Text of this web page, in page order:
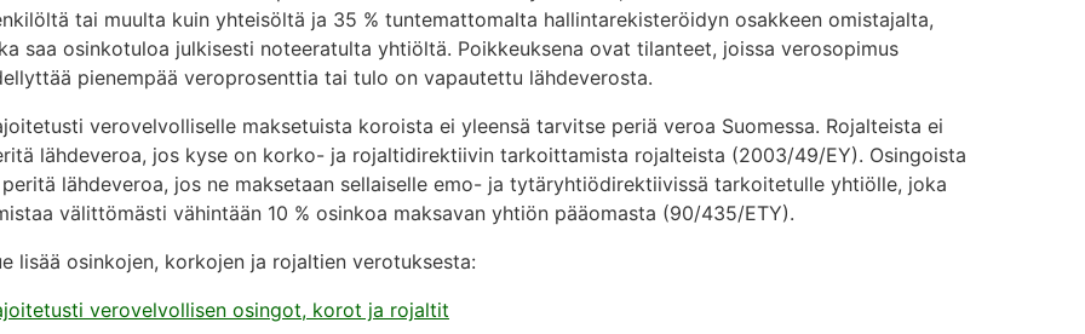
tai muulta kuin yhteisöltä ja 35 % tuntemattomalta hallintarekisteröidyn osakkeen omistajalta,
saa osinkotuloa julkisesti noteeratulta yhtiöltä. Poikkeuksena ovat tilanteet, joissa verosopimus
pienempää veroprosenttia tai tulo on vapautettu lähdeverosta.
verovelvolliselle maksetuista koroista ei yleensä tarvitse periä veroa Suomessa. Rojalteista ei
lähdeveroa, jos kyse on korko- ja rojaltidirektiivin tarkoittamista rojalteista (2003/49/EY). Osingoista
lähdeveroa, jos ne maksetaan sellaiselle emo- ja tytäryhtiödirektiivissä tarkoitetulle yhtiölle, joka
välittömästi vähintään 10 % osinkoa maksavan yhtiön pääomasta (90/435/ETY).
lisää osinkojen, korkojen ja rojaltien verotuksesta:
verovelvollisen osingot, korot ja rojaltit